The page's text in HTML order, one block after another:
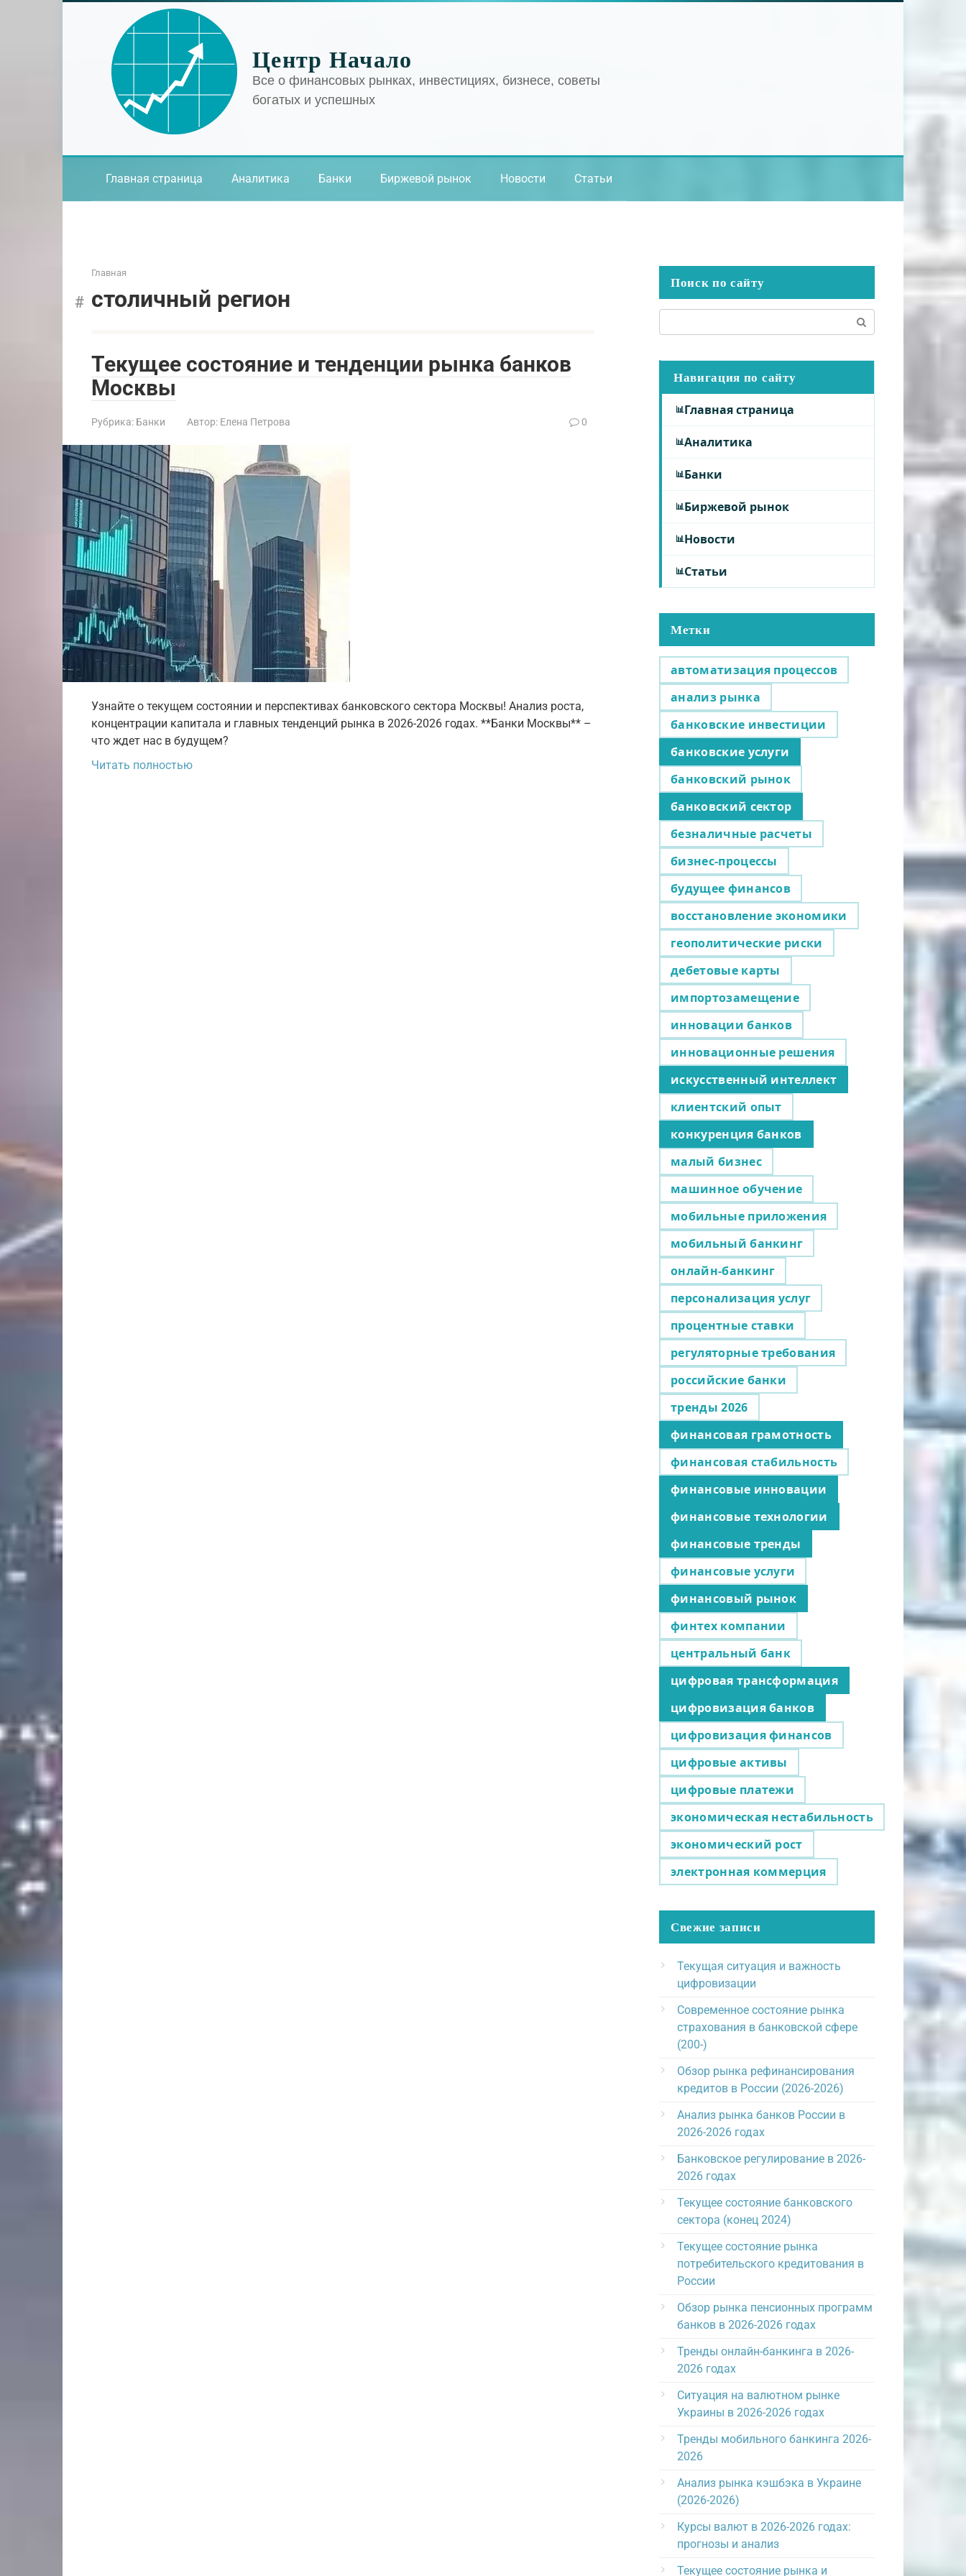
Центр Начало
Все о финансовых рынках, инвестициях, бизнесе, советы
богатых и успешных
Главная страница Аналитика Банки Биржевой рынок Новости Статьи
Главная
столичный регион
Текущее состояние и тенденции рынка банков
Москвы
Рубрика: Банки Автор: Елена Петрова 0
Узнайте о текущем состоянии и перспективах банковского сектора Москвы! Анализ роста,
концентрации капитала и главных тенденций рынка в 2026-2026 годах. **Банки Москвы** –
что ждет нас в будущем?
Читать полностью
Поиск по сайту
Навигация по сайту
Главная страница
Аналитика
Банки
Биржевой рынок
Новости
Статьи
Метки
автоматизация процессов
анализ рынка
банковские инвестиции
банковские услуги
банковский рынок
банковский сектор
безналичные расчеты
бизнес-процессы
будущее финансов
восстановление экономики
геополитические риски
дебетовые карты
импортозамещение
инновации банков
инновационные решения
искусственный интеллект
клиентский опыт
конкуренция банков
малый бизнес
машинное обучение
мобильные приложения
мобильный банкинг
онлайн-банкинг
персонализация услуг
процентные ставки
регуляторные требования
российские банки
тренды 2026
финансовая грамотность
финансовая стабильность
финансовые инновации
финансовые технологии
финансовые тренды
финансовые услуги
финансовый рынок
финтех компании
центральный банк
цифровая трансформация
цифровизация банков
цифровизация финансов
цифровые активы
цифровые платежи
экономическая нестабильность
экономический рост
электронная коммерция
Свежие записи
Текущая ситуация и важность
цифровизации
Современное состояние рынка
страхования в банковской сфере
(200-)
Обзор рынка рефинансирования
кредитов в России (2026-2026)
Анализ рынка банков России в
2026-2026 годах
Банковское регулирование в 2026-
2026 годах
Текущее состояние банковского
сектора (конец 2024)
Текущее состояние рынка
потребительского кредитования в
России
Обзор рынка пенсионных программ
банков в 2026-2026 годах
Тренды онлайн-банкинга в 2026-
2026 годах
Ситуация на валютном рынке
Украины в 2026-2026 годах
Тренды мобильного банкинга 2026-
2026
Анализ рынка кэшбэка в Украине
(2026-2026)
Курсы валют в 2026-2026 годах:
прогнозы и анализ
Текущее состояние рынка и